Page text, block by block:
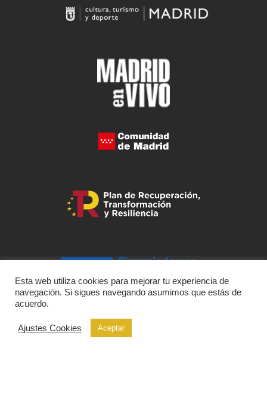
Esta web utiliza cookies para mejorar tu experiencia de
navegación. Si sigues navegando asumimos que estás de
acuerdo.
Ajustes Cookies Aceptar